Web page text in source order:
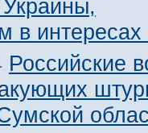
в
Российские